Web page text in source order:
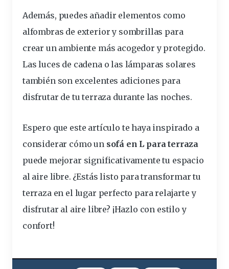
Además, puedes añadir elementos como
alfombras de exterior y sombrillas para
crear un ambiente más acogedor y protegido.
Las luces de cadena o las lámparas solares
también son excelentes adiciones para
disfrutar de tu terraza durante las noches.
Espero que este artículo te haya inspirado a
considerar cómo un sofá en L para terraza
puede mejorar significativamente tu espacio
al aire libre. ¿Estás listo para transformar tu
terraza en el lugar perfecto para relajarte y
disfrutar al aire libre? ¡Hazlo con estilo y
confort!